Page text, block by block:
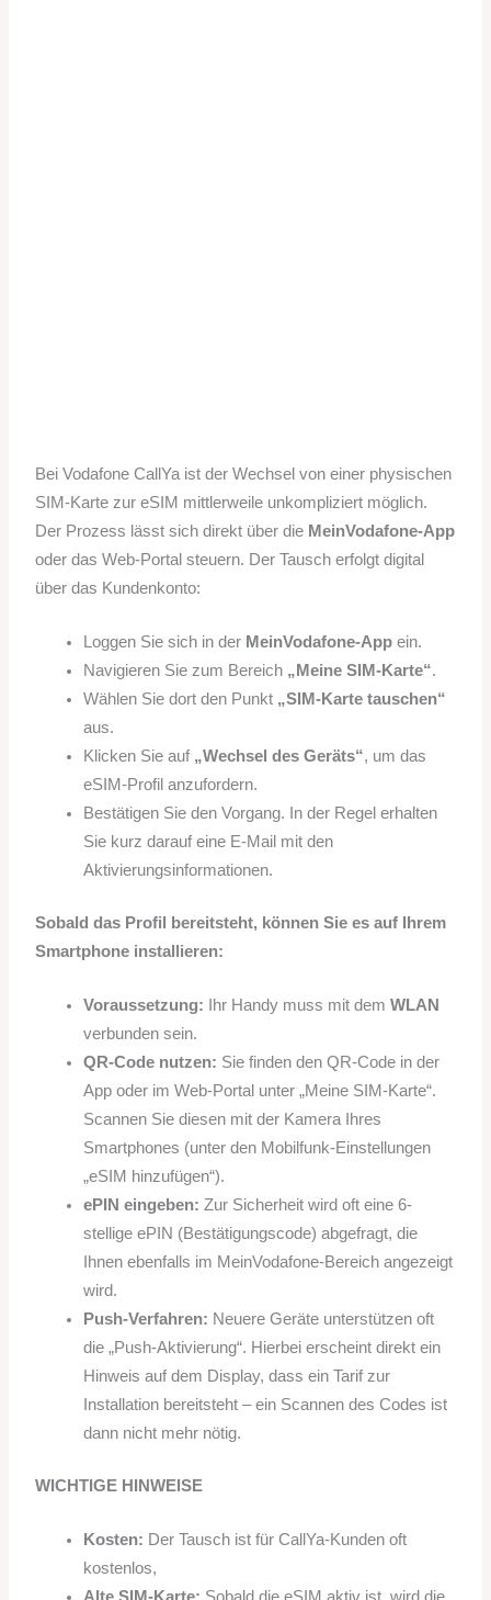
Bei Vodafone CallYa ist der Wechsel von einer physischen
SIM-Karte zur eSIM mittlerweile unkompliziert möglich.
Der Prozess lässt sich direkt über die MeinVodafone-App
oder das Web-Portal steuern. Der Tausch erfolgt digital
über das Kundenkonto:
Loggen Sie sich in der MeinVodafone-App ein.
Navigieren Sie zum Bereich „Meine SIM-Karte“.
Wählen Sie dort den Punkt „SIM-Karte tauschen“
aus.
Klicken Sie auf „Wechsel des Geräts“, um das
eSIM-Profil anzufordern.
Bestätigen Sie den Vorgang. In der Regel erhalten
Sie kurz darauf eine E-Mail mit den
Aktivierungsinformationen.
Sobald das Profil bereitsteht, können Sie es auf Ihrem
Smartphone installieren:
Voraussetzung: Ihr Handy muss mit dem WLAN
verbunden sein.
QR-Code nutzen: Sie finden den QR-Code in der
App oder im Web-Portal unter „Meine SIM-Karte“.
Scannen Sie diesen mit der Kamera Ihres
Smartphones (unter den Mobilfunk-Einstellungen
„eSIM hinzufügen“).
ePIN eingeben: Zur Sicherheit wird oft eine 6-
stellige ePIN (Bestätigungscode) abgefragt, die
Ihnen ebenfalls im MeinVodafone-Bereich angezeigt
wird.
Push-Verfahren: Neuere Geräte unterstützen oft
die „Push-Aktivierung“. Hierbei erscheint direkt ein
Hinweis auf dem Display, dass ein Tarif zur
Installation bereitsteht – ein Scannen des Codes ist
dann nicht mehr nötig.
WICHTIGE HINWEISE
Kosten: Der Tausch ist für CallYa-Kunden oft
kostenlos,